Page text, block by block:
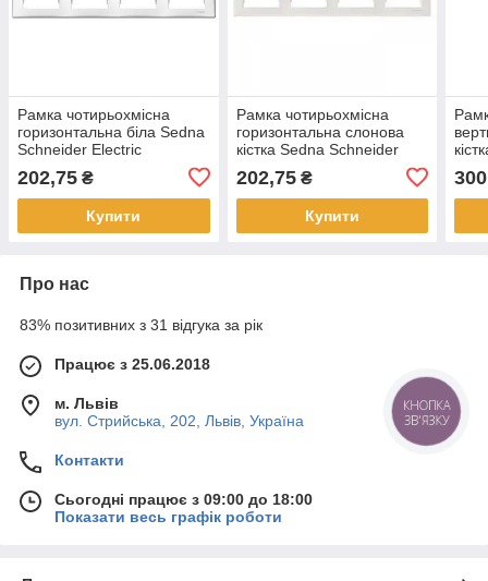
Рамка чотирьохмісна
горизонтальна біла Sedna
Schneider Electric
202,75 ₴
Купити
Рамка чотирьохмісна
горизонтальна слонова
кістка Sedna Schneider
202,75₴
Купити
Про нас
83% позитивних з 31 відгука за рік
Працює з 25.06.2018
м. Львів
вул. Стрийська, 202, Львів, Україна
Контакти
Сьогодні працює з 09:00 до 18:00
Показати весь графік роботи
КНОПКА
ЗВ'ЯЗКУ